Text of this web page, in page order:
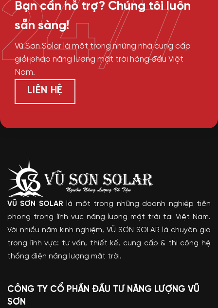
Bạn cần hỗ trợ? Chúng tôi luôn
sẵn sàng!
Vũ Sơn Solar là một trong những nhà cung cấp
giải pháp năng lượng mặt trời hàng đầu Việt
Nam.
LIÊN HỆ
24/7
VŨ SƠN SOLAR là một trong những doanh nghiệp tiên
phong trong lĩnh vực năng lượng mặt trời tại Việt Nam.
Với nhiều năm kinh nghiệm, VŨ SƠN SOLAR là chuyên gia
trong lĩnh vực: tư vấn, thiết kế, cung cấp & thi công hệ
thống điện năng lượng mặt trời.
CÔNG TY CỔ PHẦN ĐẦU TƯ NĂNG LƯỢNG VŨ
SƠN